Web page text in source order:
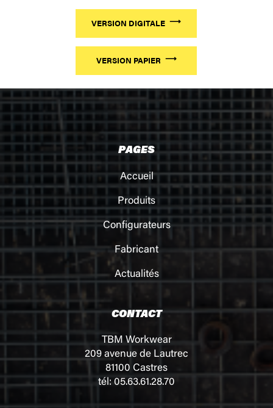
VERSION DIGITALE
VERSION PAPIER
PAGES
Accueil
Produits
Configurateurs
Fabricant
Actualités
CONTACT
TBM Workwear
209 avenue de Lautrec
81100 Castres
tél: 05.63.61.28.70